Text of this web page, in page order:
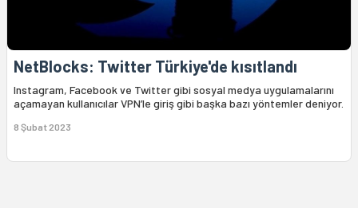
NetBlocks: Twitter Türkiye'de kısıtlandı
Instagram, Facebook ve Twitter gibi sosyal medya uygulamalarını
açamayan kullanıcılar VPN’le giriş gibi başka bazı yöntemler deniyor.
8 Şubat 2023